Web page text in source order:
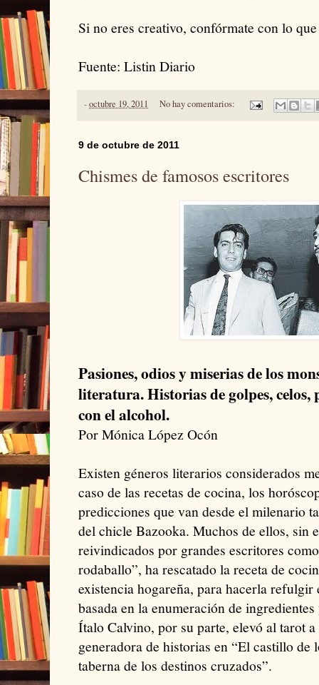
Si no eres creativo, confórmate con lo
Fuente: Listin Diario
-octubre 19, 2011 No hay comentarios:
9 de octubre de 2011
Chismes de famosos escritores
Pasiones, odios y miserias de los
literatura. Historias de golpes, celos,
con el alcohol.
Por Mónica López Ocón
Existen géneros literarios considerados
caso de las recetas de cocina, los
predicciones que van desde el milenario
del chicle Bazooka. Muchos de ellos, sin
reivindicados por grandes escritores
rodaballo”, ha rescatado la receta de
existencia hogareña, para hacerla
basada en la enumeración de
Ítalo Calvino, por su parte, elevó al tarot
generadora de historias en “El castillo de
taberna de los destinos cruzados”.